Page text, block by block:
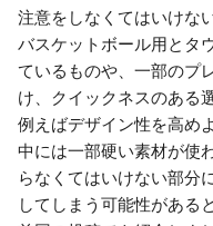
注意をしなくてはいけな
バスケットボール用とタ
ているものや、一部のプ
け、クイックネスのある
例えばデザイン性を高め
中には一部硬い素材が使
らなくてはいけない部分
してしまう可能性がある